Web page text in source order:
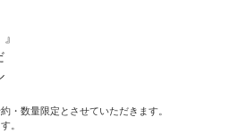
・数量限定とさせていただきます。
。